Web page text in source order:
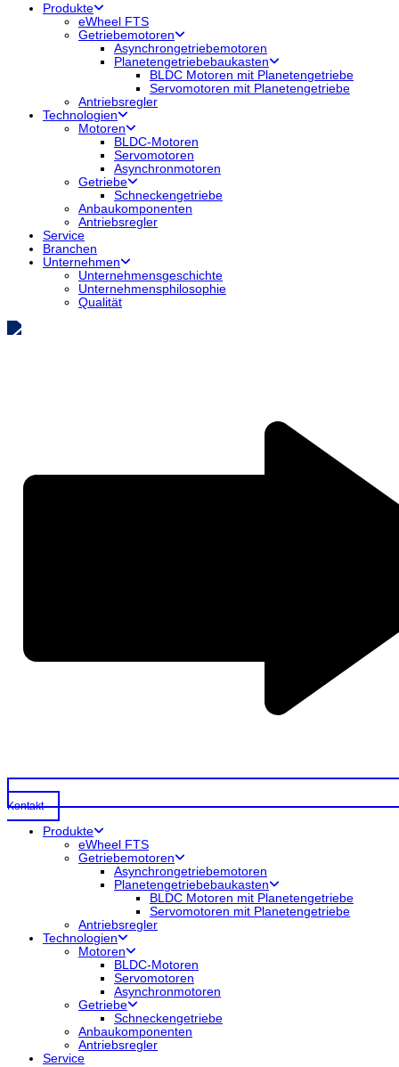
Produkte
eWheel FTS
Getriebemotoren
Asynchrongetriebemotoren
Planetengetriebebaukasten
BLDC Motoren mit Planetengetriebe
Servomotoren mit Planetengetriebe
Antriebsregler
Technologien
Motoren
BLDC-Motoren
Servomotoren
Asynchronmotoren
Getriebe
Schneckengetriebe
Anbaukomponenten
Antriebsregler
Service
Branchen
Unternehmen
Unternehmensgeschichte
Unternehmensphilosophie
Qualität
Kontakt
Produkte
eWheel FTS
Getriebemotoren
Asynchrongetriebemotoren
Planetengetriebebaukasten
BLDC Motoren mit Planetengetriebe
Servomotoren mit Planetengetriebe
Antriebsregler
Technologien
Motoren
BLDC-Motoren
Servomotoren
Asynchronmotoren
Getriebe
Schneckengetriebe
Anbaukomponenten
Antriebsregler
Service